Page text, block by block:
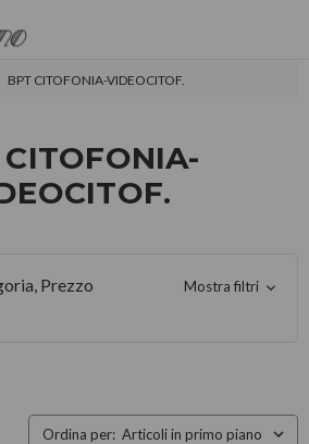
BPT CITOFONIA-VIDEOCITOF.
Prezzo
Mostra filtri
Ordina per: